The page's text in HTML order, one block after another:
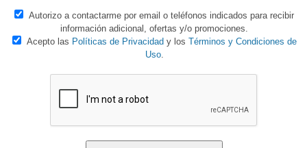
Autorizo a contactarme por email o teléfonos indicados para recibir
información adicional, ofertas y/o promociones.
Acepto las Políticas de Privacidad y los Términos y Condiciones de
Uso.